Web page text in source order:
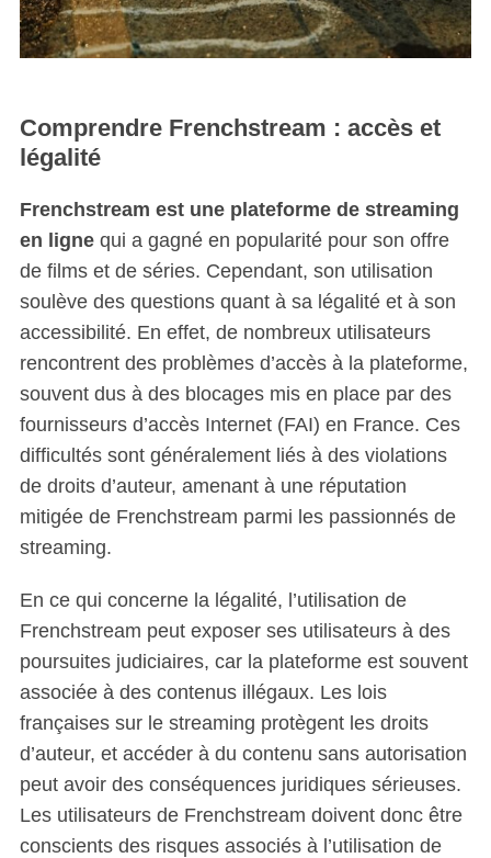
Comprendre Frenchstream : accès et
légalité
Frenchstream est une plateforme de streaming
en lignequi a gagné en popularité pour son offre
de films et de séries. Cependant, son utilisation
soulève des questions quant à sa légalité et à son
accessibilité. En effet, de nombreux utilisateurs
rencontrent des problèmes d’accès à la plateforme,
souvent dus à des blocages mis en place par des
fournisseurs d’accès Internet (FAI) en France. Ces
difficultés sont généralement liés à des violations
de droits d’auteur, amenant à une réputation
mitigée de Frenchstream parmi les passionnés de
streaming.
En ce qui concerne la légalité, l’utilisation de
Frenchstream peut exposer ses utilisateurs à des
poursuites judiciaires, car la plateforme est souvent
associée à des contenus illégaux. Les lois
françaises sur le streaming protègent les droits
d’auteur, et accéder à du contenu sans autorisation
peut avoir des conséquences juridiques sérieuses.
Les utilisateurs de Frenchstream doivent donc être
conscients des risques associés à l’utilisation de